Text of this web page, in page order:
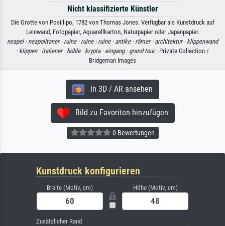
Nicht klassifizierte Künstler
Die Grotte von Posillipo, 1782 von Thomas Jones. Verfügbar als Kunstdruck auf
Leinwand, Fotopapier, Aquarellkarton, Naturpapier oder Japanpapier.
neapel · neapolitaner · ruine · ruine · ruine · antike · römer · architektur · klippenwand
· klippen · italiener · höhle · krypta · eingang · grand tour· Private Collection /
Bridgeman Images
In 3D / AR ansehen
Bild zu Favoriten hinzufügen
0 Bewertungen
Kunstdruck konfigurieren
Breite (Motiv, cm) Höhe (Motiv, cm)
Zusätzlicher Rand